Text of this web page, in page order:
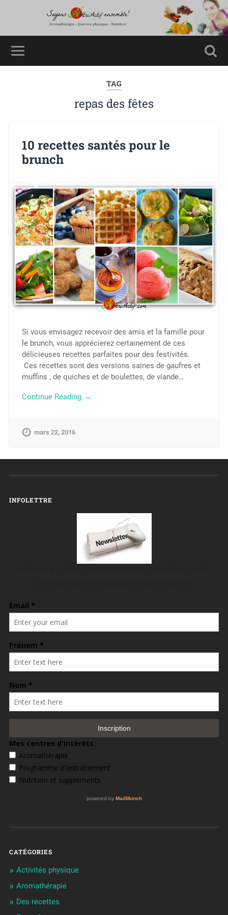
TAG
repas des fêtes
10 recettes santés pour le
brunch
Si vous envisagez recevoir des amis et la famille pour
le brunch, vous apprécierez certainement de ces
délicieuses recettes parfaites pour des festivités.
Ces recettes sont des versions saines de gaufres et
muffins , de quiches et de boulettes, de viande…
Continue Reading →
mars 22, 2016
INFOLETTRE
CATÉGORIES
Activités physique
Aromathérapie
Des recettes